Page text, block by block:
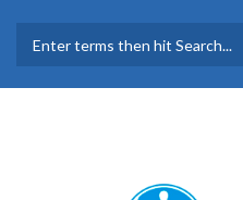
FORMULARIO DE
BÚSQUEDA